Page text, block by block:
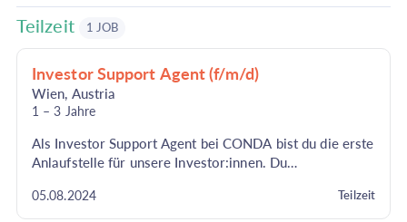
Teilzeit 1 JOB
Investor Support Agent (f/m/d)
Wien, Austria
1 – 3 Jahre
Als Investor Support Agent bei CONDA bist du die erste
Anlaufstelle für unsere Investor:innen. Du
telefonisch...
Teilzeit
05.08.2024